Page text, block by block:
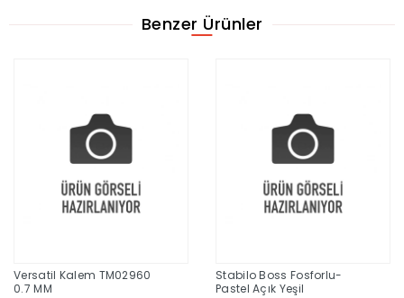
Benzer Ürünler
Versatil Kalem TM02960
0.7 MM
Stabilo Boss Fosforlu-
Pastel Açık Yeşil